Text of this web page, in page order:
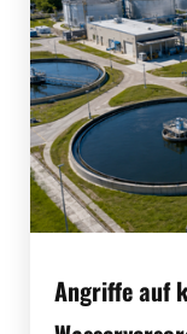
Angriffe auf